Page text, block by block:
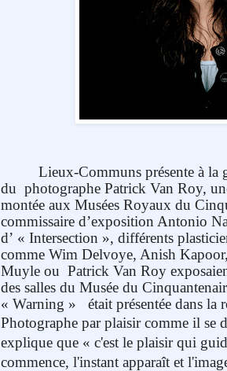
Lieux-Communs présente à la
du photographe Patrick Van Roy,
montée aux Musées Royaux du
commissaire d’exposition Antonio
d’ « Intersection », différents
comme Wim Delvoye, Anish
Muyle ou Patrick Van Roy
des salles du Musée du
« Warning »
était présentée dans la
Photographe par plaisir comme il se
explique que « c'est le plaisir qui
commence, l'instant apparaît et